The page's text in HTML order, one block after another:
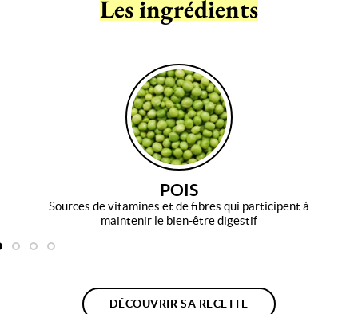
Les ingrédients
POIS
Sources de vitamines et de fibres qui participent à
maintenir le bien-être digestif
DÉCOUVRIR SA RECETTE